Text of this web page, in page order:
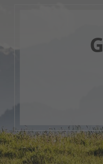
Dein
Vom